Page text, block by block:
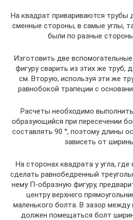
На квадрат привариваются трубы
сменные стороны, в самые углы,
были по разные
Изготовить две
фигуру сварить из этих же труб,
см. Вторую, используя эти же
равнобокой трапеции с
Расчеты необходимо
образующийся при пересечении
составлять 90 °, поэтому длины
зависеть от
На сторонах квадрата у угла,
сделать равнобедренный
нему П-образную фигуру,
центру верхнего
маленького болта. В зазор между
должен помещаться болт